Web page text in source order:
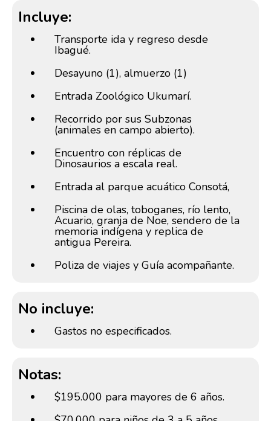
Incluye:
Transporte ida y regreso desde
Ibagué.
Desayuno (1), almuerzo (1)
Entrada Zoológico Ukumarí.
Recorrido por sus Subzonas
(animales en campo abierto).
Encuentro con réplicas de
Dinosaurios a escala real.
Entrada al parque acuático Consotá,
Piscina de olas, toboganes, río lento,
Acuario, granja de Noe, sendero de la
memoria indígena y replica de
antigua Pereira.
Poliza de viajes y Guía acompañante.
No incluye:
Gastos no especificados.
Notas:
$195.000 para mayores de 6 años.